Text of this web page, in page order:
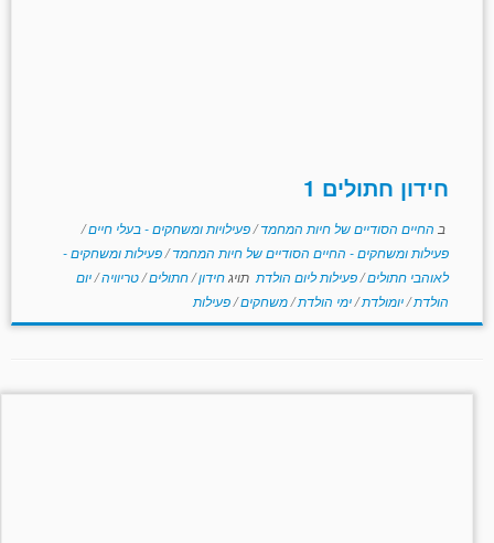
חידון חתולים 1
ב החיים הסודיים של חיות המחמד/פעילויות ומשחקים - בעלי חיים/
פעילות ומשחקים - החיים הסודיים של חיות המחמד/פעילות ומשחקים -
לאוהבי חתולים/פעילות ליום הולדת תויגחידון/חתולים/טריוויה/יום
הולדת/יומולדת/ימי הולדת/משחקים/פעילות